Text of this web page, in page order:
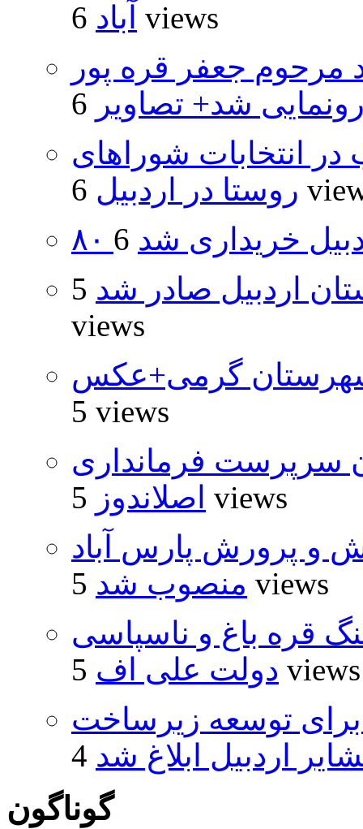
آباد 6 views
مرحوم جعفر قره پور
شد+ تصاویر
۵۰۰۰ داوطلب در انتخابات شوراهای
روستا در اردبیل 6
خریداری شد
اردبیل صادر شد 5
views
گرمی+عکس
5 views
سرپرست فرمانداری
اصلاندوز 5 views
و پرورش پارس آباد
منصوب شد 5 views
قره باغ و ناسپاسی
دولت علی اف 5 views
ریال برای توسعه زیرساخت
اردبیل ابلاغ شد
گوناگون